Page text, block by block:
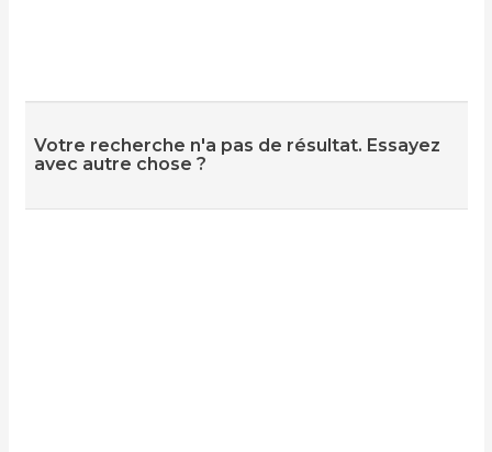
Votre recherche n'a pas de résultat. Essayez
avec autre chose ?